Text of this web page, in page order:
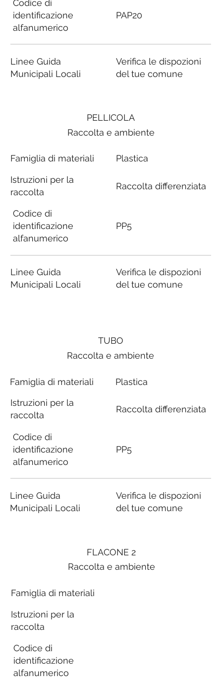
PELLICOLA
Raccolta e ambiente
Famiglia di materiali
Istruzioni per la
raccolta
Codice di
identificazione
alfanumerico
Linee Guida
Municipali Locali
Plastica
Raccolta differenziata
PP5
Verifica le dispozioni
del tue comune
FLACONE 2
Raccolta e ambiente
Famiglia di materiali
Istruzioni per la
raccolta
Codice di
identificazione
alfanumerico
Codice di
identificazione
alfanumerico
Linee Guida
Municipali Locali
PAP20
Verifica le dispozioni
del tue comune
TUBO
Raccolta e ambiente
Famiglia di materiali
Istruzioni per la
raccolta
Codice di
identificazione
alfanumerico
Linee Guida
Municipali Locali
Plastica
Raccolta differenziata
PP5
Verifica le dispozioni
del tue comune